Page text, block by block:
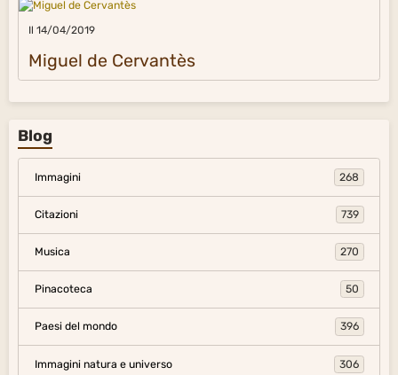
Il 14/04/2019
Miguel de Cervantès
Blog
Immagini 268
Citazioni 739
Musica 270
Pinacoteca 50
Paesi del mondo 396
Immagini natura e universo 306